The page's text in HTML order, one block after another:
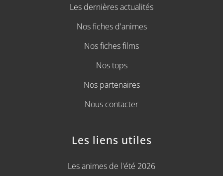
Les dernières actualités
Nos fiches d'animes
Nos fiches films
Nos tops
Nos partenaires
Nous contacter
Les liens utiles
Les animes de l'été 2026